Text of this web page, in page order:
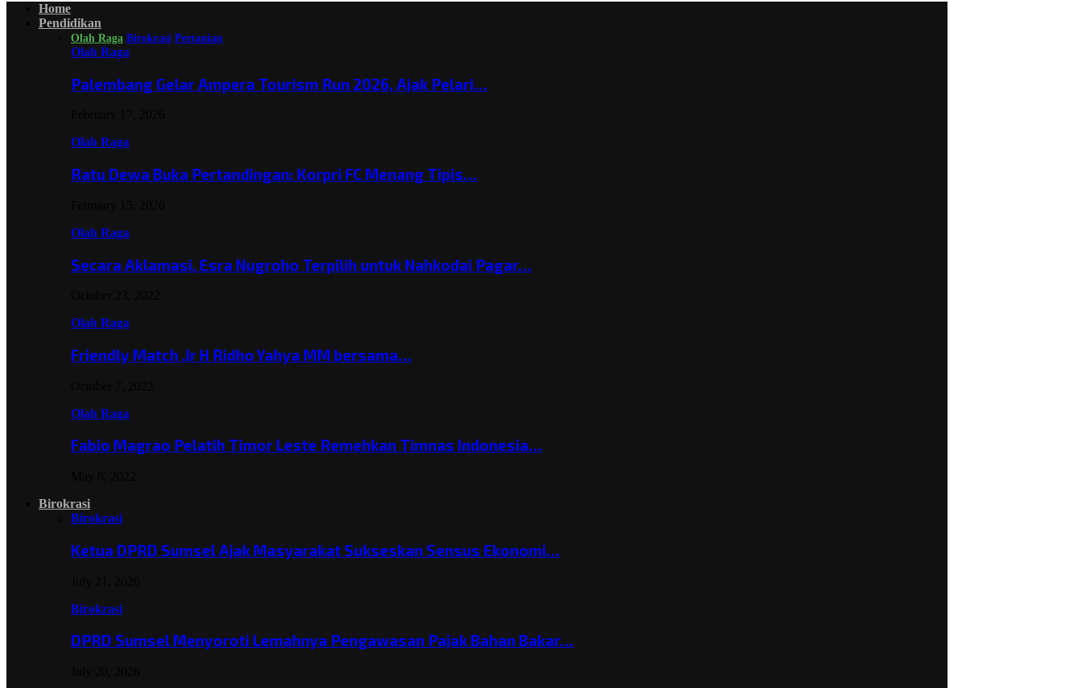
Home
Pendidikan
Olah Raga Birokrasi Pertanian
Olah Raga
Palembang Gelar Ampera Tourism Run 2026, Ajak Pelari…
Olah Raga
Ratu Dewa Buka Pertandingan: Korpri FC Menang Tipis…
Olah Raga
Secara Aklamasi, Esra Nugroho Terpilih untuk Nahkodai Pagar…
Olah Raga
Friendly Match ,Ir H Ridho Yahya MM bersama…
Olah Raga
Fabio Magrao Pelatih Timor Leste Remehkan Timnas Indonesia…
Birokrasi
Birokrasi
Ketua DPRD Sumsel Ajak Masyarakat Sukseskan Sensus Ekonomi…
Birokrasi
DPRD Sumsel Menyoroti Lemahnya Pengawasan Pajak Bahan Bakar…